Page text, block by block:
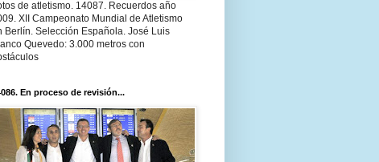
de atletismo. 14087. Recuerdos año
XII Campeonato Mundial de Atletismo
Berlín. Selección Española. José Luis
Quevedo: 3.000 metros con
En proceso de revisión...